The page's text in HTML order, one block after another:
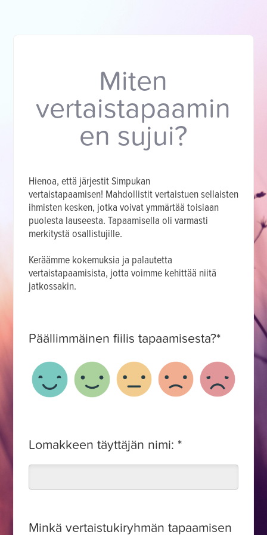
Miten
vertaistapaamin
en sujui?
Hienoa, että järjestit Simpukan
vertaistapaamisen! Mahdollistit vertaistuen sellaisten
ihmisten kesken, jotka voivat ymmärtää toisiaan
puolesta lauseesta. Tapaamisella oli varmasti
merkitystä osallistujille.
Keräämme kokemuksia ja palautetta
vertaistapaamisista, jotta voimme kehittää niitä
jatkossakin.
Päällimmäinen fiilis tapaamisesta?*
Lomakkeen täyttäjän nimi: *
Minkä vertaistukiryhmän tapaamisen